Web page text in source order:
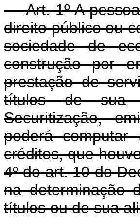
Art. 1º A pessoa
direito público ou
sociedade de
construção por
prestação de
títulos de sua
Securitização,
poderá
créditos, que
4º do art. 10 do
na determinação
títulos ou de sua